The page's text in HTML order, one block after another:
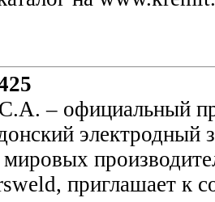
– официальный
электродный
приглашает к